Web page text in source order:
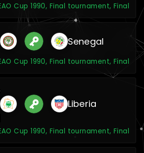
Cup 1990, Final tournament, Final
Senegal
Cup 1990, Final tournament, Final
Liberia
Cup 1990, Final tournament, Final